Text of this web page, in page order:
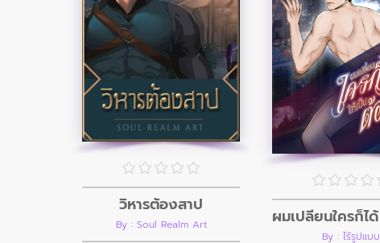
วิหารต้องสาป
By : Soul Realm Art
By : ไร้รูปแบบ